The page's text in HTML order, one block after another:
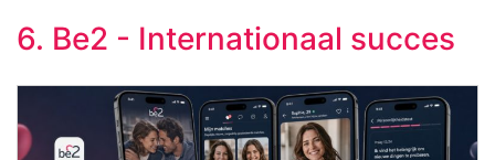
6. Be2 - Internationaal succes